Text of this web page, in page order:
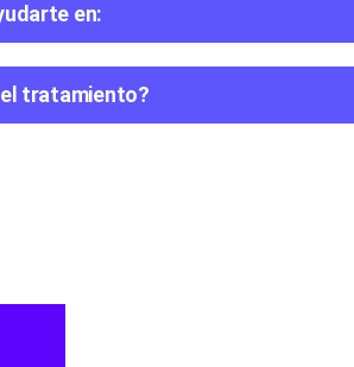
en:
el tratamiento?​